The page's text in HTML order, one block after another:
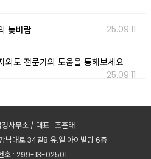
늦바람 25.09.11
외도 전문가의 도움을 통해보세요
25.09.11
사무소 / 대표 : 조훈래
남대로 34길8 유.엘.아이빌딩 6층
호 : 299-13-02501